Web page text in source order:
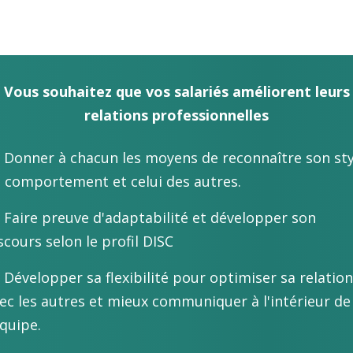
Vous souhaitez que vos salariés améliorent leurs
relations professionnelles
Donner à chacun les moyens de reconnaître son
comportement et celui des autres.
Faire preuve d'adaptabilité et développer son
selon le profil DISC
Développer sa flexibilité pour optimiser sa relation
les autres et mieux communiquer à l'intérieur de